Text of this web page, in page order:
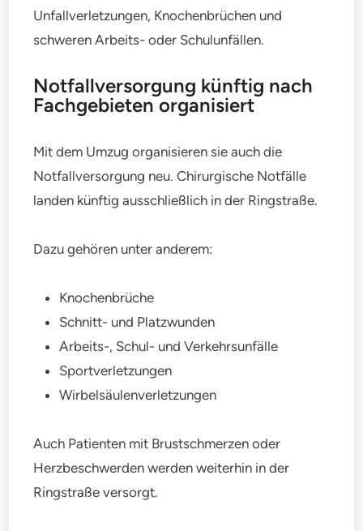
Unfallverletzungen, Knochenbrüchen und
schweren Arbeits- oder Schulunfällen.
Notfallversorgung künftig nach
Fachgebieten organisiert
Mit dem Umzug organisieren sie auch die
Notfallversorgung neu. Chirurgische Notfälle
landen künftig ausschließlich in der Ringstraße.
Dazu gehören unter anderem:
Knochenbrüche
Schnitt- und Platzwunden
Arbeits-, Schul- und Verkehrsunfälle
Sportverletzungen
Wirbelsäulenverletzungen
Auch Patienten mit Brustschmerzen oder
Herzbeschwerden werden weiterhin in der
Ringstraße versorgt.